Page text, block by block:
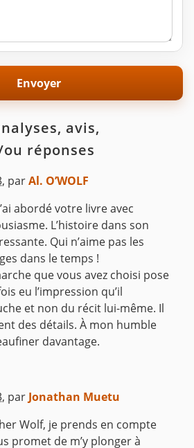
avis,
réponses
, parAl. O’WOLF
abordé votre livre avec
L’histoire dans son
Qui n’aime pas les
dans le temps !
que vous avez choisi pose
eu l’impression qu’il
et non du récit lui-même. Il
des détails. À mon humble
davantage.
, par Jonathan Muetu
Wolf, je prends en compte
promet de m’y plonger à